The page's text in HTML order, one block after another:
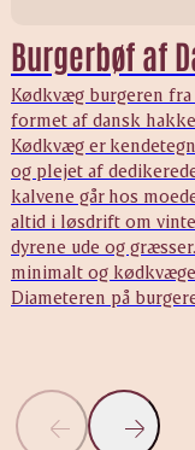
Burgerbøf af
Kødkvæg burgeren
formet af dansk
Kødkvæg er
og plejet af
kalvene går hos
altid i løsdrift om
dyrene ude og
minimalt og
Diameteren på